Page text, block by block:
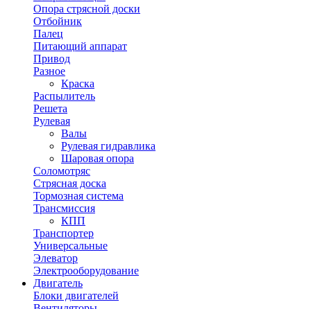
Опора стрясной доски
Отбойник
Палец
Питающий аппарат
Привод
Разное
Краска
Распылитель
Решета
Рулевая
Валы
Рулевая гидравлика
Шаровая опора
Соломотряс
Стрясная доска
Тормозная система
Трансмиссия
КПП
Транспортер
Универсальные
Элеватор
Электрооборудование
Двигатель
Блоки двигателей